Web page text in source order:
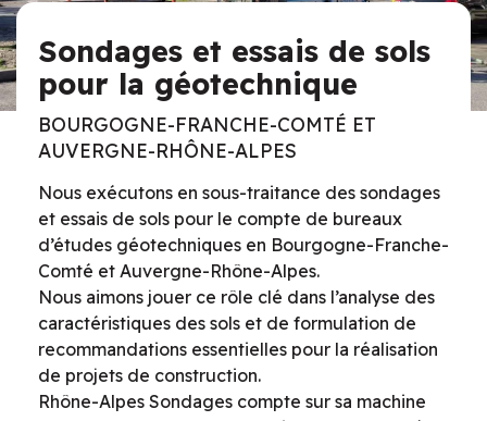
Sondages et essais de sols
pour la géotechnique
BOURGOGNE-FRANCHE-COMTÉ ET
AUVERGNE-RHÔNE-ALPES
Nous exécutons en sous-traitance des sondages
et essais de sols pour le compte de bureaux
d’études géotechniques en Bourgogne-Franche-
Comté et Auvergne-Rhône-Alpes.
Nous aimons jouer ce rôle clé dans l’analyse des
caractéristiques des sols et de formulation de
recommandations essentielles pour la réalisation
de projets de construction.
Rhône-Alpes Sondages compte sur sa machine